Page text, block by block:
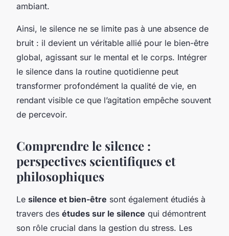
ambiant.
Ainsi, le silence ne se limite pas à une absence de
bruit : il devient un véritable allié pour le bien-être
global, agissant sur le mental et le corps. Intégrer
le silence dans la routine quotidienne peut
transformer profondément la qualité de vie, en
rendant visible ce que l’agitation empêche souvent
de percevoir.
Comprendre le silence :
perspectives scientifiques et
philosophiques
Le silence et bien-être sont également étudiés à
travers des études sur le silence qui démontrent
son rôle crucial dans la gestion du stress. Les